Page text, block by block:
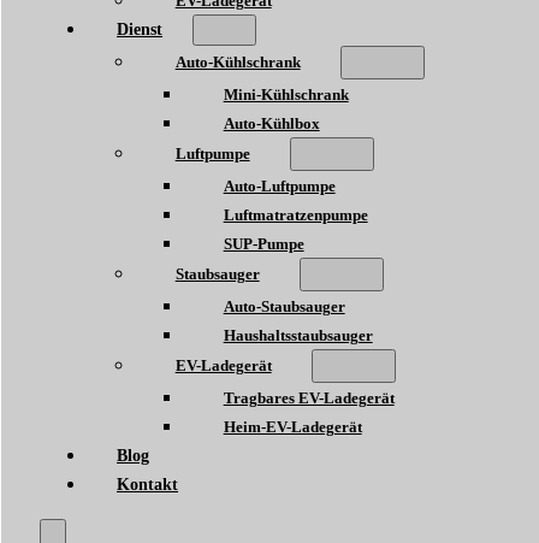
Dienst
Auto-Kühlschrank
Mini-Kühlschrank
Auto-Kühlbox
Luftpumpe
Auto-Luftpumpe
Luftmatratzenpumpe
SUP-Pumpe
Staubsauger
Auto-Staubsauger
Haushaltsstaubsauger
EV-Ladegerät
Tragbares EV-Ladegerät
Heim-EV-Ladegerät
Blog
Kontakt